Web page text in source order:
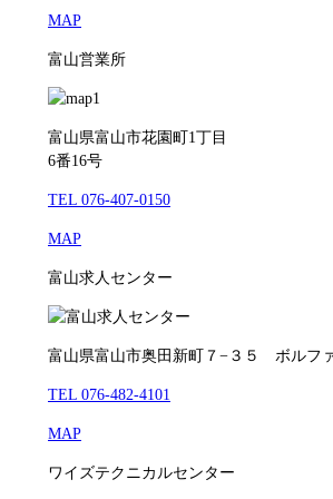
MAP
富山営業所
富山県富山市花園町1丁目
6番16号
TEL 076-407-0150
MAP
富山求人センター
富山県富山市奥田新町７−３５ ボルフ
TEL 076-482-4101
MAP
ワイズテクニカルセンター